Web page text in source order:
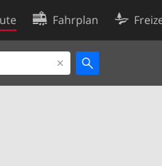
Fahrplan
Cookie-Richtlinie
Cookie-Einstellungen